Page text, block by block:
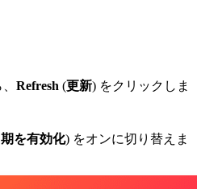
Refresh (更新) をクリックしま
を有効化) をオンに切り替えま